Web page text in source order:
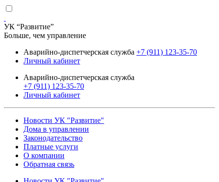
УК “Развитие”
Больше, чем управление
Аварийно-диспетчерская служба +7 (911) 123-35-70
Личный кабинет
Аварийно-диспетчерская служба
+7 (911) 123-35-70
Личный кабинет
Новости УК "Развитие"
Дома в управлении
Законодательство
Платные услуги
О компании
Обратная связь